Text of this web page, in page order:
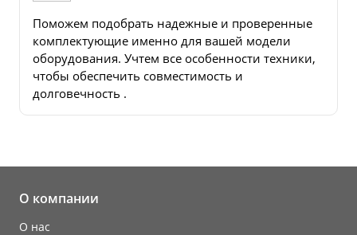
Поможем подобрать надежные и проверенные
комплектующие именно для вашей модели
оборудования. Учтем все особенности техники,
чтобы обеспечить совместимость и
долговечность .
О компании
О нас